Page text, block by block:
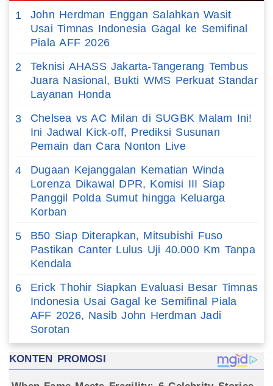
1
John Herdman Enggan Salahkan Wasit
Usai Timnas Indonesia Gagal ke Semifinal
Piala AFF 2026
2
Teknisi AHASS Jakarta-Tangerang Tembus
Juara Nasional, Bukti WMS Perkuat Standar
Layanan Honda
3
Chelsea vs AC Milan di SUGBK Malam Ini!
Ini Jadwal Kick-off, Prediksi Susunan
Pemain dan Cara Nonton Live
4
Dugaan Kejanggalan Kematian Winda
Lorenza Dikawal DPR, Komisi III Siap
Panggil Polda Sumut hingga Keluarga
Korban
5
B50 Siap Diterapkan, Mitsubishi Fuso
Pastikan Canter Lulus Uji 40.000 Km Tanpa
Kendala
6
Erick Thohir Siapkan Evaluasi Besar Timnas
Indonesia Usai Gagal ke Semifinal Piala
AFF 2026, Nasib John Herdman Jadi
Sorotan